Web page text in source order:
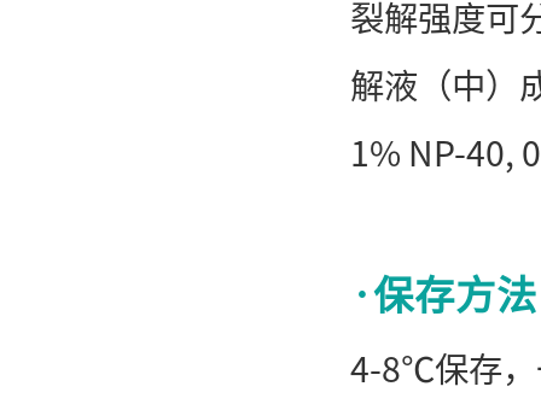
裂解强度可
解液（中）
1% NP-40,
·保存方法
4-8℃保存，